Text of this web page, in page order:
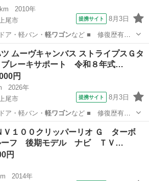
2010年
尾市
提携サイト 8月3日
ア・軽バン・ 軽ワゴンなど ■ 修復歴有
ムーヴキャンバス ストライプスＧタ
レーキサポート 令和８年式…
円
2026年
尾市
提携サイト 8月3日
ア・軽バン・ 軽ワゴンなど ■ 修復歴有
ツ
Ｖ１００クリッパーリオ Ｇ ターボ
ーフ 後期モデル ナビ ＴＶ…
円
2014年